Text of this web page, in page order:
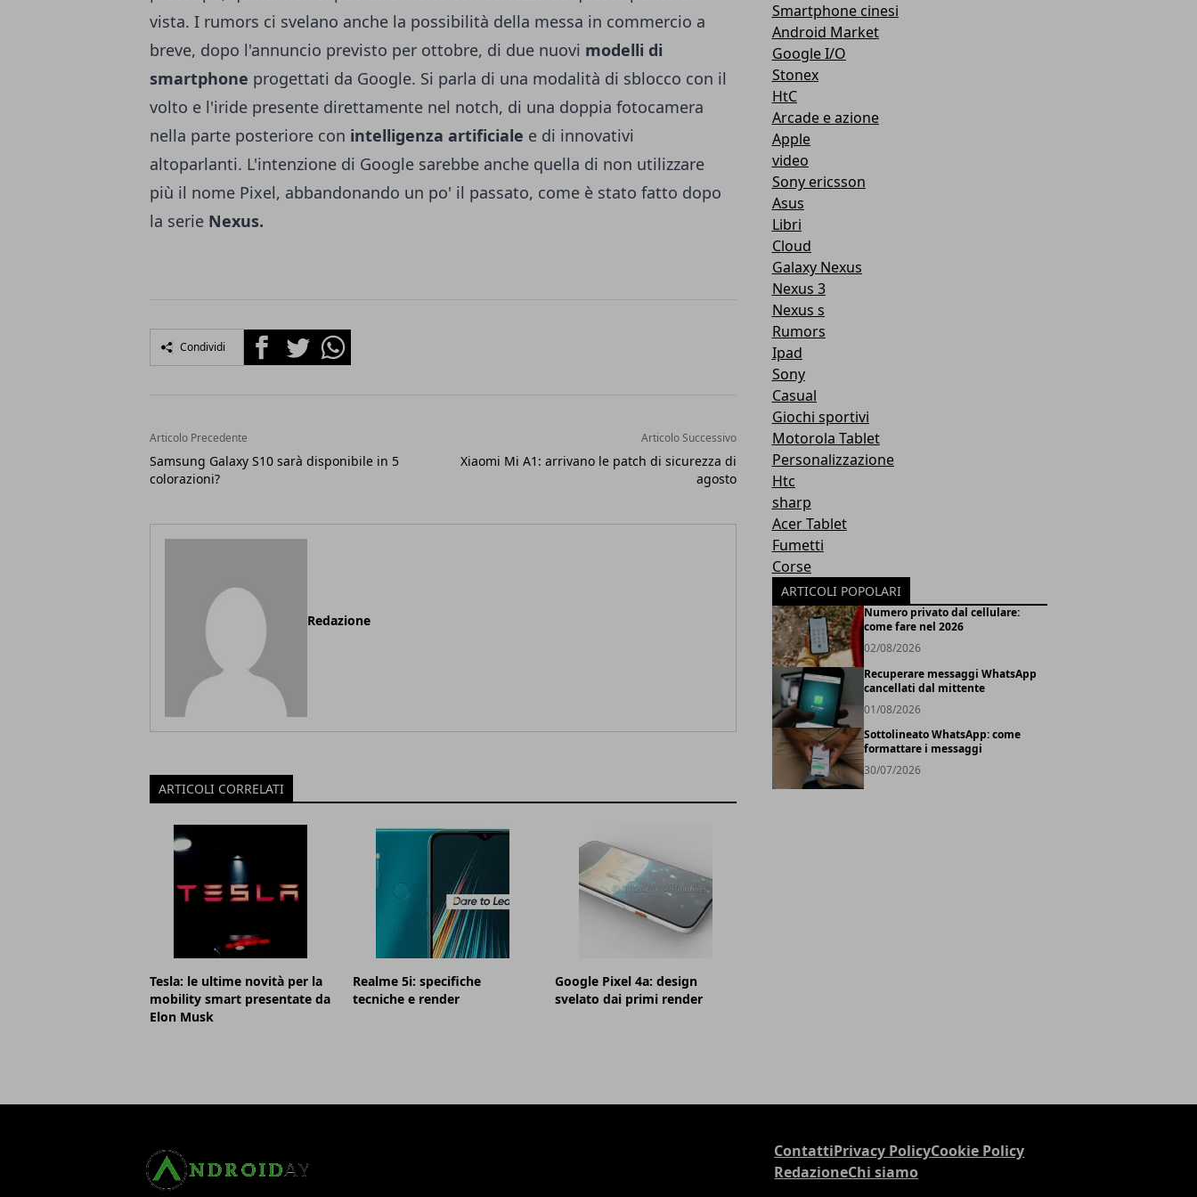
vista. I rumors ci svelano anche la possibilità della messa in commercio a
breve, dopo l'annuncio previsto per ottobre, di due nuovi modelli di
smartphone progettati da Google. Si parla di una modalità di sblocco con il
volto e l'iride presente direttamente nel notch, di una doppia fotocamera
nella parte posteriore con intelligenza artificiale e di innovativi
altoparlanti. L'intenzione di Google sarebbe anche quella di non utilizzare
più il nome Pixel, abbandonando un po' il passato, come è stato fatto dopo
la serie Nexus.
Condividi FacebookTwitterWhatsapp
Articolo Precedente
Samsung Galaxy S10 sarà disponibile in 5
colorazioni?
Articolo Successivo
Xiaomi Mi A1: arrivano le patch di sicurezza di
agosto
Redazione
ARTICOLI CORRELATI
Tesla: le ultime novità per la
mobility smart presentate da
Elon Musk
Realme 5i: specifiche
tecniche e render
Google Pixel 4a: design
svelato dai primi render
Smartphone cinesi
Android Market
Google I/O
Stonex
HtC
Arcade e azione
Apple
video
Sony ericsson
Asus
Libri
Cloud
Galaxy Nexus
Nexus 3
Nexus s
Rumors
Ipad
Sony
Casual
Giochi sportivi
Motorola Tablet
Personalizzazione
Htc
sharp
Acer Tablet
Fumetti
Corse
ARTICOLI POPOLARI
Numero privato dal cellulare:
come fare nel 2026
02/08/2026
Recuperare messaggi WhatsApp
cancellati dal mittente
01/08/2026
Sottolineato WhatsApp: come
formattare i messaggi
30/07/2026
ContattiPrivacy PolicyCookie Policy
RedazioneChi siamo